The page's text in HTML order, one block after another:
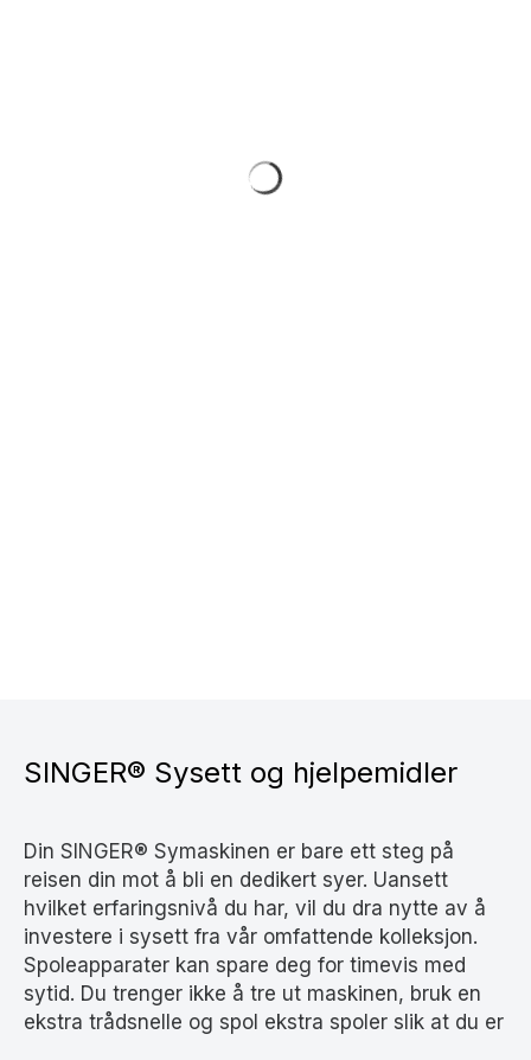
SINGER® Sysett og hjelpemidler
Din SINGER® Symaskinen er bare ett steg på
reisen din mot å bli en dedikert syer. Uansett
hvilket erfaringsnivå du har, vil du dra nytte av å
investere i sysett fra vår omfattende kolleksjon.
Spoleapparater kan spare deg for timevis med
sytid. Du trenger ikke å tre ut maskinen, bruk en
ekstra trådsnelle og spol ekstra spoler slik at du er